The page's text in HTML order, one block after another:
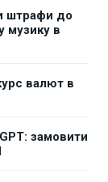
штрафи до
музику в
валют в
замовити